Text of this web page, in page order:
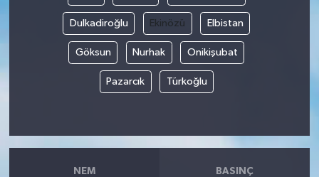
Dulkadiroğlu Ekinözü Elbistan
Göksun Nurhak Onikişubat
Pazarcık Türkoğlu
NEM BASINÇ